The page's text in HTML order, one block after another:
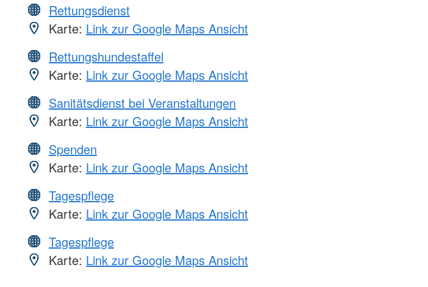
Rettungsdienst
Karte: Link zur Google Maps Ansicht
Rettungshundestaffel
Karte: Link zur Google Maps Ansicht
Sanitätsdienst bei Veranstaltungen
Karte: Link zur Google Maps Ansicht
Spenden
Karte: Link zur Google Maps Ansicht
Tagespflege
Karte: Link zur Google Maps Ansicht
Tagespflege
Karte: Link zur Google Maps Ansicht